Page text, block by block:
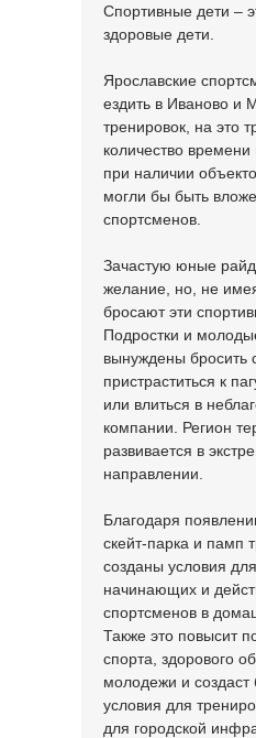
Спортивные дети –
здоровые дети.
Ярославские
ездить в Иваново и
тренировок, на это
количество времени
при наличии
могли бы быть
спортсменов.
Зачастую юные
желание, но, не
бросают эти
Подростки и
вынуждены бросить
пристраститься к
или влиться в
компании. Регион
развивается в
направлении.
Благодаря
скейт-парка и памп
созданы условия
начинающих и
спортсменов в
Также это повысит
спорта, здорового
молодежи и создаст
условия для
для городской